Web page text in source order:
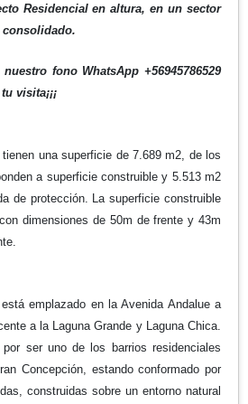
Residencial en altura, en un sector
nuestro fono WhatsApp +56945786529
visita¡¡¡
, tienen una superficie de 7.689 m2, de los
a superficie construible y 5.513 m2
de protección. La superficie construible
dimensiones de 50m de frente y 43m
está emplazado en la Avenida Andalue a
a la Laguna Grande y Laguna Chica.
ser uno de los barrios residenciales
Concepción, estando conformado por
construidas sobre un entorno natural